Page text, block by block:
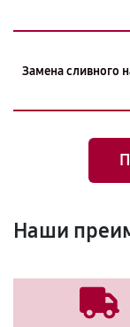
Замена сливного
Наши